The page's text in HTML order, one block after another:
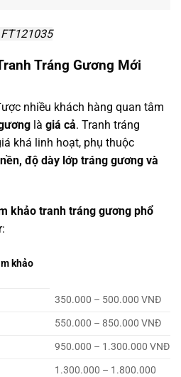
Tráng Gương Mới
nhiều khách hàng quan tâm
là giá cả. Tranh tráng
khá linh hoạt, phụ thuộc
độ dày lớp tráng gương và
khảo tranh tráng gương phổ
khảo
350.000 – 500.000 VNĐ
550.000 – 850.000 VNĐ
950.000 – 1.300.000 VNĐ
1.300.000 – 1.800.000